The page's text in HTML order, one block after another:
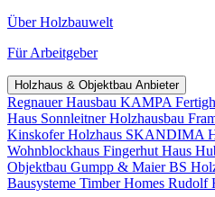
Über Holzbauwelt
Für Arbeitgeber
Holzhaus & Objektbau Anbieter
Regnauer Hausbau KAMPA
Haus Sonnleitner Holzhausbau
Kinskofer Holzhaus SKANDIMA
Wohnblockhaus Fingerhut Haus
Objektbau Gumpp & MaierBS
Bausysteme Timber Homes Rudolf